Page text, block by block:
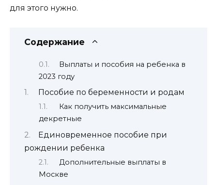
для этого нужно.
Содержание
Выплаты и пособия на ребенка в
2023 году
Пособие по беременности и родам
Как получить максимальные
декретные
Единовременное пособие при
рождении ребенка
Дополнительные выплаты в
Москве